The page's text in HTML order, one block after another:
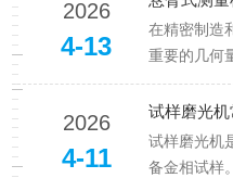
是钢卷尺检
通过将被检
2026
4-13
在精密制造
重要的几何
到产品质量
量管理中的
停机时间；
那么，悬臂
2026
4-11
试样磨光机
备金相试样